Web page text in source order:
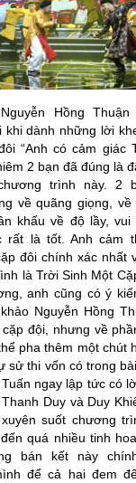
Hồng Thuận
khi dành những lời
“Anh có cảm giác
2 bạn đã đúng là
trình này. 2
về quãng giọng, về
khấu về độ lầy,
rất là tốt. Anh cảm
đôi chính xác nhất
là Trời Sinh Một
anh cũng có ý
Nguyễn Hồng
đội, nhưng về
pha thêm một chút
sử thi vốn có trong
ngay lập tức có
Duy và Duy
suốt chương
quá nhiều tinh
bán kết này
để cả hai đem